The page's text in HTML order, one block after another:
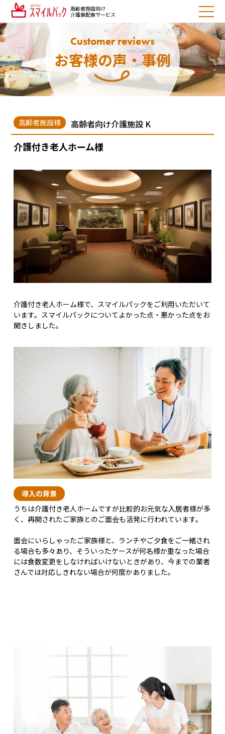
高齢者施設向け
介護食配食サービス
Customer reviews
お客様の声・事例
高齢者施設様 高齢者向け介護施設 K
介護付き老人ホーム様
介護付き老人ホーム様で、スマイルパックをご利用いただいて
います。スマイルパックについてよかった点・悪かった点をお
聞きしました。
導入の背景
うちは介護付き老人ホームですが比較的お元気な入居者様が多
く、再開されたご家族とのご面会も活発に行われています。
面会にいらしゃったご家族様と、ランチやご夕食をご一緒され
る場合も多々あり、そういったケースが何名様か重なった場合
には食数変更をしなければいけないときがあり、今までの業者
さんでは対応しきれない場合が何度かありました。